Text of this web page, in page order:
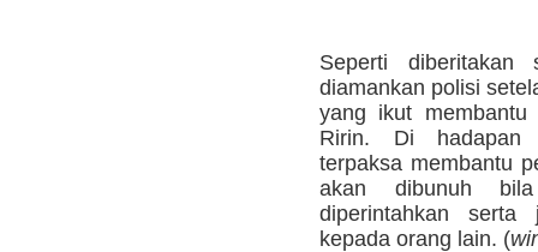
Seperti
diamankan polisi
yang ikut membantu
Ririn. Di hadapan
terpaksa membantu
akan dibunuh
diperintahkan
kepada orang lain. (